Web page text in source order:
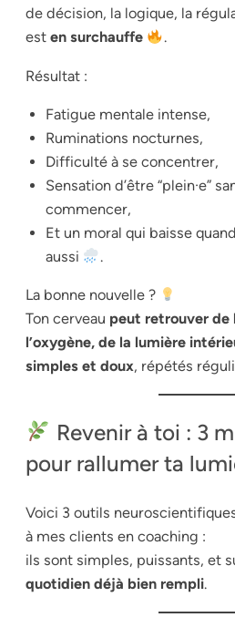
de décision, la logique, la
est en surchauffe .
Résultat :
Fatigue mentale intense,
Ruminations nocturnes,
Difficulté à se concentrer,
Sensation d’être “plein·e”
commencer,
Et un moral qui baisse
aussi
.
La bonne nouvelle ?
Ton cerveau peut retrouver de
l’oxygène, de la lumière
simples et doux, répétés
Revenir à toi : 3
pour rallumer ta
Voici 3 outils
à mes clients en coaching :
ils sont simples, puissants, et
quotidien déjà bien rempli.